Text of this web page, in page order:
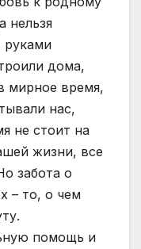
нельзя
руками
дома,
мирное время,
нас,
не стоит на
жизни, все
забота о
– то, о чем
помощь и